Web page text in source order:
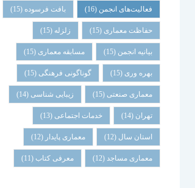
فعالیت‌های انجمن (16) بافت فرسوده (15)
حفاظت معماری (15) زلزله (15)
بیانیه انجمن (15) مسابقه معماری (15)
بهره وری (15) گوناگونی فرهنگی (15)
معماری صنعتی (15) زیبایی شناسی (14)
تهران (14) خدمات اجتماعی (13)
استان سال (12) معماری پایدار (12)
معماری مساجد(12) معرفی کتاب (11)